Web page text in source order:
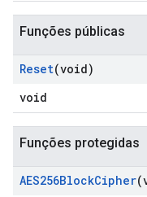
Funções públicas
Reset(void)
void
Funções protegidas
AES256BlockCipher